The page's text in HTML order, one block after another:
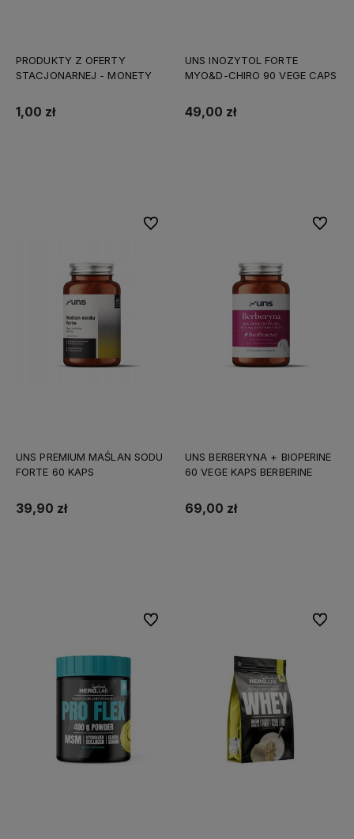
PRODUKTY Z OFERTY
STACJONARNEJ - MONETY
1,00 zł
UNS INOZYTOL FORTE
MYO&D-CHIRO 90 VEGE CAPS
49,00 zł
UNS PREMIUM MAŚLAN SODU
FORTE 60 KAPS
39,90 zł
Do ulubionych
UNS BERBERYNA + BIOPERINE
60 VEGE KAPS BERBERINE
69,00 zł
Do
Do ulubionych Do